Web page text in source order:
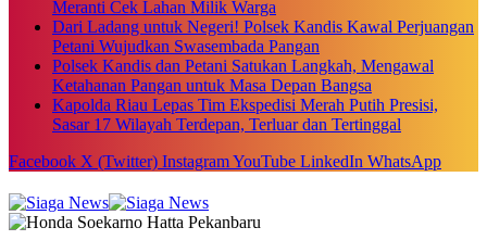
Meranti Cek Lahan Milik Warga
Dari Ladang untuk Negeri! Polsek Kandis Kawal Perjuangan
Petani Wujudkan Swasembada Pangan
Polsek Kandis dan Petani Satukan Langkah, Mengawal
Ketahanan Pangan untuk Masa Depan Bangsa
Kapolda Riau Lepas Tim Ekspedisi Merah Putih Presisi,
Sasar 17 Wilayah Terdepan, Terluar dan Tertinggal
Facebook X (Twitter) InstagramYouTube LinkedIn WhatsApp